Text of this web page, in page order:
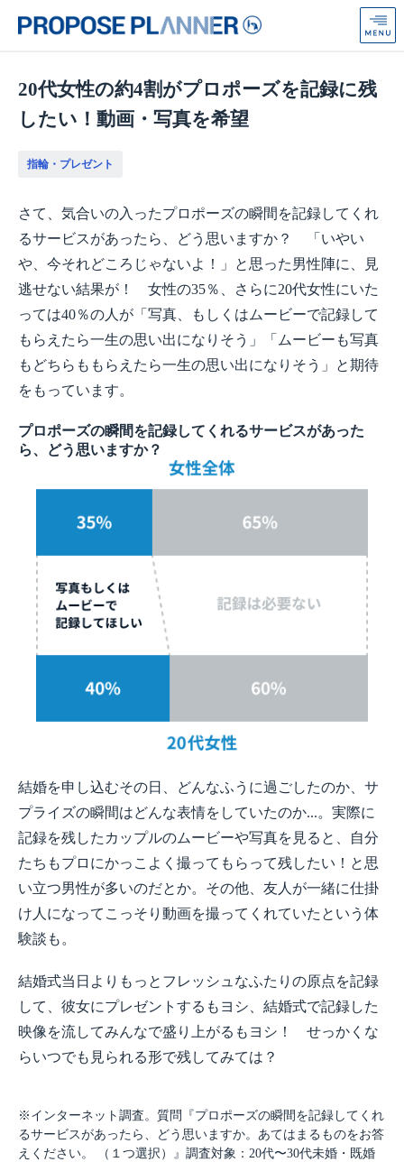
ロ
ズ
ラ
Anniversaire
20代女性の約4割がプロポーズを記録に残
したい！動画・写真を希望
指輪・プレゼント
さて、気合いの入ったプロポーズの瞬間を記録してくれ
るサービスがあったら、どう思いますか？ 「いやい
や、今それどころじゃないよ！」と思った男性陣に、見
逃せない結果が！ 女性の35％、さらに20代女性にいた
っては40％の人が「写真、もしくはムービーで記録して
もらえたら一生の思い出になりそう」「ムービーも写真
もどちらももらえたら一生の思い出になりそう」と期待
をもっています。
プロポーズの瞬間を記録してくれるサービスがあった
ら、どう思いますか？
結婚を申し込むその日、どんなふうに過ごしたのか、サ
プライズの瞬間はどんな表情をしていたのか...。実際に
記録を残したカップルのムービーや写真を見ると、自分
たちもプロにかっこよく撮ってもらって残したい！と思
い立つ男性が多いのだとか。その他、友人が一緒に仕掛
け人になってこっそり動画を撮ってくれていたという体
験談も。
結婚式当日よりもっとフレッシュなふたりの原点を記録
して、彼女にプレゼントするもヨシ、結婚式で記録した
映像を流してみんなで盛り上がるもヨシ！ せっかくな
らいつでも見られる形で残してみては？
※インターネット調査。質問『プロポーズの瞬間を記録してくれ
るサービスがあったら、どう思いますか。あてはまるものをお答
えください。 （１つ選択）』調査対象：20代〜30代未婚・既婚